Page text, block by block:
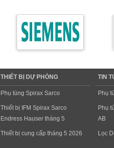
THIẾT BỊ DỰ PHÒNG
Phụ tùng Spirax Sarco
Thiết bị IFM Spirax Sarco
Endress Hauser tháng 5
Thiết bị cung cấp tháng 5 2026
TIN
Phụ
Phụ
AB
Lọc